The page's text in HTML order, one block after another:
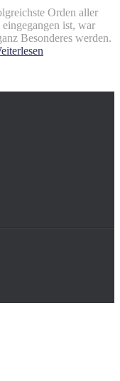
Orden aller
ist, war
Besonderes werden.